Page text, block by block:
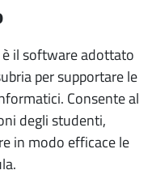
il software adottato
per supportare le
Consente al
degli studenti,
in modo efficace le